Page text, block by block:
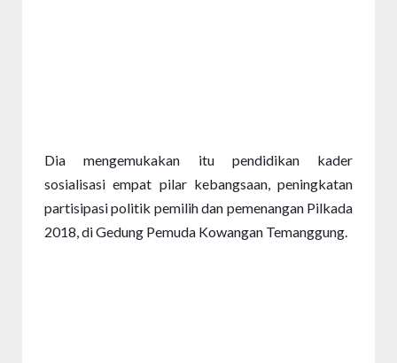
Dia mengemukakan itu pendidikan kader
sosialisasi empat pilar kebangsaan, peningkatan
partisipasi politik pemilih dan pemenangan Pilkada
2018, di Gedung Pemuda Kowangan Temanggung.